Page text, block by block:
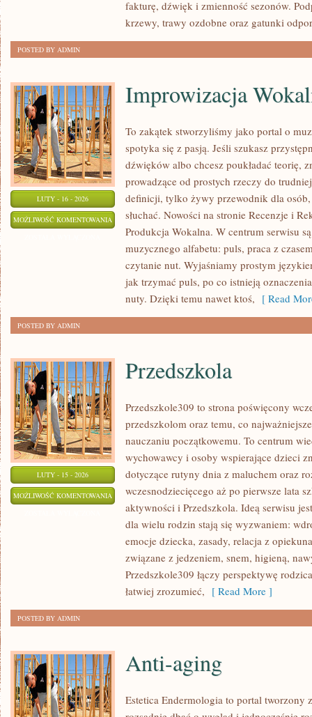
fakturę, dźwięk i zmienność sezonów.
krzewy, trawy ozdobne oraz gatunki
POSTED BY ADMIN
LUTY - 16 - 2026
MOŻLIWOŚĆ KOMENTOWANIA IMPROWIZACJA
WOKALNA
MUZYCZNA
Improwizacja
To zakątek stworzyliśmy jako portal o
spotyka się z pasją. Jeśli szukasz
dźwięków albo chcesz poukładać teorię,
prowadzące od prostych rzeczy do
definicji, tylko żywy przewodnik dla
słuchać. Nowości na stronie Recenzje i
Produkcja Wokalna. W centrum serwisu
muzycznego alfabetu: puls, praca z
czytanie nut. Wyjaśniamy prostym
jak trzymać puls, po co istnieją
nuty. Dzięki temu nawet ktoś, [ Read
POSTED BY ADMIN
LUTY - 15 - 2026
MOŻLIWOŚĆ KOMENTOWANIA PRZEDSZKOLA
Przedszkola
Przedszkole309 to strona poświęcony
przedszkolom oraz temu, co
nauczaniu początkowemu. To centrum
wychowawcy i osoby wspierające dzieci
dotyczące rutyny dnia z maluchem oraz
wczesnodziecięcego aż po pierwsze lata
aktywności i Przedszkola. Ideą serwisu
dla wielu rodzin stają się wyzwaniem:
emocje dziecka, zasady, relacja z
związane z jedzeniem, snem, higieną,
Przedszkole309 łączy perspektywę
łatwiej zrozumieć, [ Read More ]
POSTED BY ADMIN
Anti-aging
Estetica Endermologia to portal tworzony